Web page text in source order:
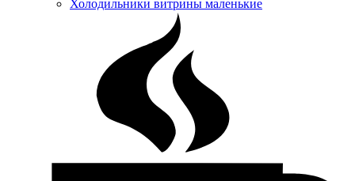
Холодильники витрины маленькие